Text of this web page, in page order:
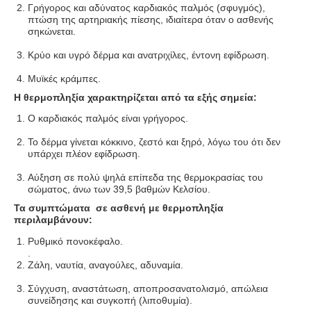
Γρήγορος και αδύνατος καρδιακός παλμός (σφυγμός),
πτώση της αρτηριακής πίεσης, ιδιαίτερα όταν ο ασθενής
σηκώνεται.
Κρύο και υγρό δέρμα και ανατριχίλες, έντονη εφίδρωση.
Μυϊκές κράμπες.
Η θερμοπληξία χαρακτηρίζεται από τα εξής σημεία:
Ο καρδιακός παλμός είναι γρήγορος.
Το δέρμα γίνεται κόκκινο, ζεστό και ξηρό, λόγω του ότι δεν
υπάρχει πλέον εφίδρωση.
Αύξηση σε πολύ ψηλά επίπεδα της θερμοκρασίας του
σώματος, άνω των 39,5 βαθμών Κελσίου.
Τα συμπτώματα σε ασθενή με θερμοπληξία
περιλαμβάνουν:
Ρυθμικό πονοκέφαλο.
Ζάλη, ναυτία, αναγούλες, αδυναμία.
Σύγχυση, αναστάτωση, αποπροσανατολισμό , απώλεια
συνείδησης και συγκοπή (λιποθυμία).